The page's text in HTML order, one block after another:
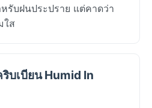
รับฝนประปราย แต่คาดว่า
ใส
บเบียน Humid In